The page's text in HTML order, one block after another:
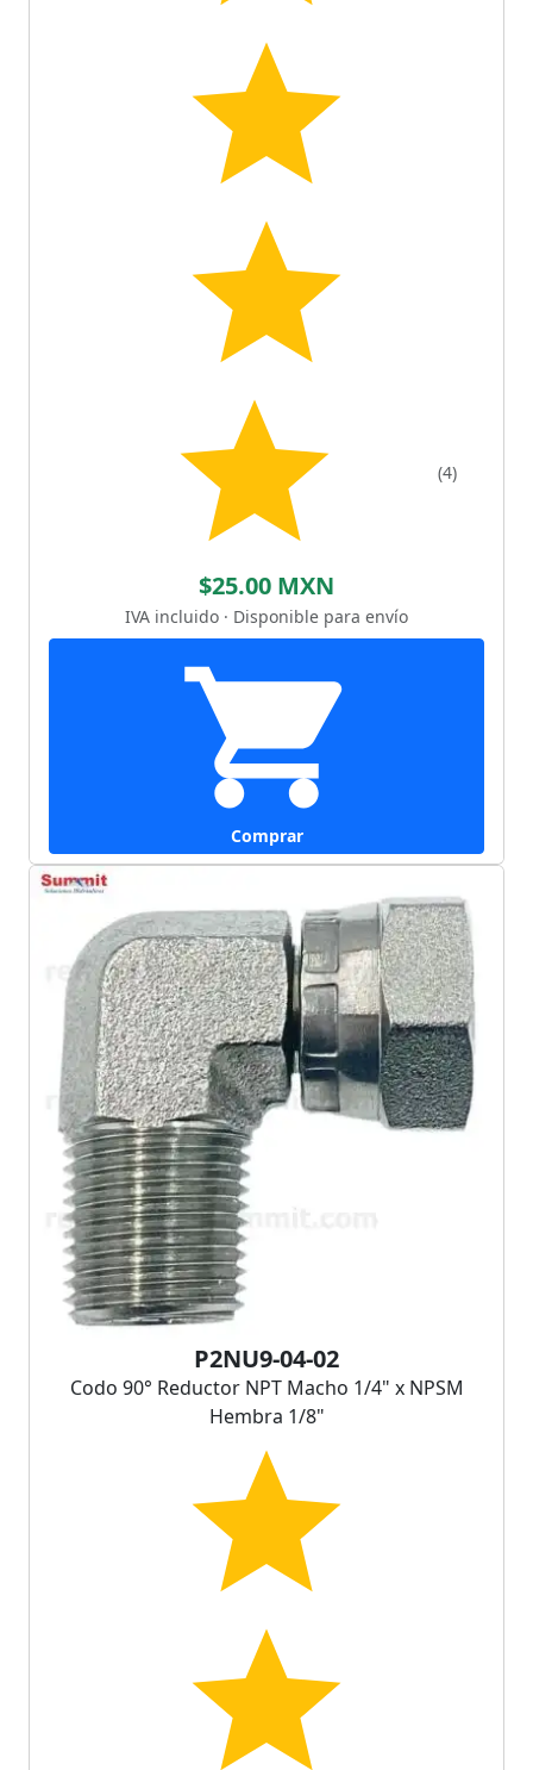
(4)
$25.00 MXN
IVA incluido · Disponible para envío
Comprar
P2NU9-04-02
Codo 90° Reductor NPT Macho 1/4" x NPSM
Hembra 1/8"